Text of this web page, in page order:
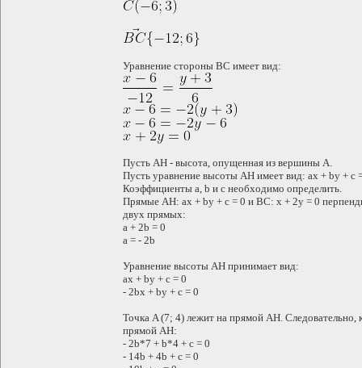
Уравнение стороны BC имеет вид:
Пусть AH - высота, опущенная из вершины A.
Пусть уравнение высоты AH имеет вид: ax + by + c
Коэффициенты a, b и c необходимо определить.
Прямые AH: ax + by + c = 0 и BC: x + 2y = 0
двух прямых:
a + 2b = 0
a = - 2b
Уравнение высоты AH принимает вид:
ax + by + c = 0
- 2bx + by + c = 0
Точка A (7; 4) лежит на прямой AH.
прямой AH:
- 2b*7 + b*4 + c = 0
- 14b + 4b + c = 0